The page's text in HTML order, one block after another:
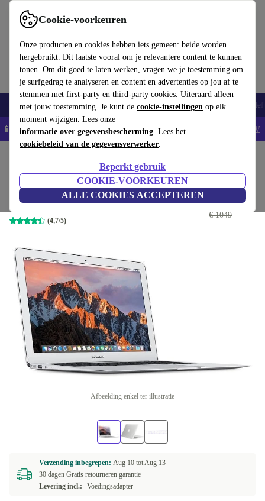
Cookie-voorkeuren
Onze producten en cookies hebben iets gemeen: beide worden
hergebruikt. Dit laatste vooral om je relevantere content te kunnen
tonen. Om dit goed te laten werken, vragen we je toestemming om
je surfgedrag te analyseren en content en advertenties op jou af te
stemmen met first-party en third-party cookies. Uiteraard alleen
met jouw toestemming. Je kunt de cookie-instellingen op elk
moment wijzigen. Lees onze
informatie over gegevensbescherming. Lees het
cookiebeleid van de gegevensverwerker.
Beperkt gebruik
COOKIE-VOORKEUREN
ALLE COOKIES ACCEPTEREN
Gebruik refurbed snel en eenvoudig
Smartphones Laptops Tablets Smartwatches Accessoires
📱5% EXTRA korting op alle iPhones – Code: IPHONEDEAL - AV
Apple MacBook Air 2017 | 13.3"
1.8 GHz | 8 GB | 128 GB SSD | zilver | FR
(4,7/5)
€ 192,19
€ 1049
Afbeelding enkel ter illustratie
Verzending inbegrepen: Aug 10 totAug 13
30 dagen Gratis retourneren garantie
Levering incl.:
Voedingsadapter